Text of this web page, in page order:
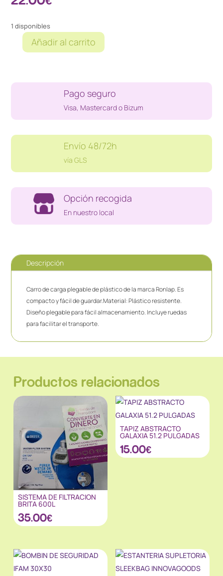
1 disponibles
CARRO
PLEGABLE
cantidad
Añadir al carrito
Pago seguro
Visa, Mastercard o Bizum
Envío 48/72h
vía GLS
Opción recogida
En nuestro local
Descripción
Carro de carga plegable de plástico de la marca Ronlap. Es
compacto y fácil de guardar.Material: Plástico resistente.
Diseño plegable para fácil almacenamiento. Incluye ruedas
para facilitar el transporte.
Productos relacionados
SISTEMA DE FILTRACION
BRITA 600L
35.00€
TAPIZ ABSTRACTO
GALAXIA 51.2 PULGADAS
15.00€